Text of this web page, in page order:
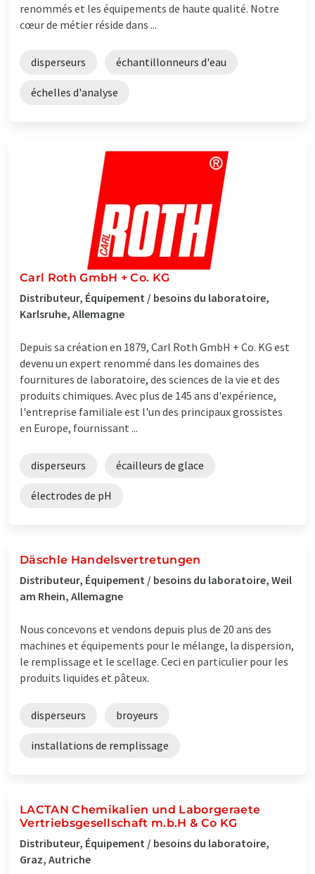
renommés et les équipements de haute qualité. Notre
cœur de métier réside dans ...
disperseurs échantillonneurs d'eau
échelles d'analyse
Carl Roth GmbH + Co. KG
Distributeur, Équipement / besoins du laboratoire,
Karlsruhe, Allemagne
Depuis sa création en 1879, Carl Roth GmbH + Co. KG est
devenu un expert renommé dans les domaines des
fournitures de laboratoire, des sciences de la vie et des
produits chimiques. Avec plus de 145 ans d'expérience,
l'entreprise familiale est l'un des principaux grossistes
en Europe, fournissant ...
disperseurs écailleurs de glace
électrodes de pH
Däschle Handelsvertretungen
Distributeur, Équipement / besoins du laboratoire, Weil
am Rhein, Allemagne
Nous concevons et vendons depuis plus de 20 ans des
machines et équipements pour le mélange, la dispersion,
le remplissage et le scellage. Ceci en particulier pour les
produits liquides et pâteux.
disperseurs broyeurs
installations de remplissage
LACTAN Chemikalien und Laborgeraete
Vertriebsgesellschaft m.b.H & Co KG
Distributeur, Équipement / besoins du laboratoire,
Graz, Autriche